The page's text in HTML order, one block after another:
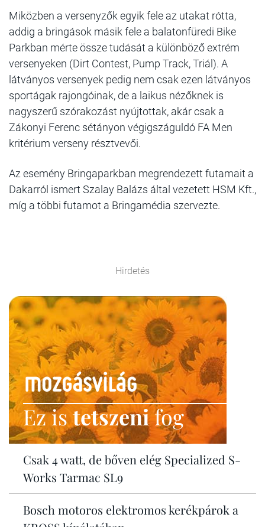
Miközben a versenyzők egyik fele az utakat rótta,
addig a bringások másik fele a balatonfüredi Bike
Parkban mérte össze tudását a különböző extrém
versenyeken (Dirt Contest, Pump Track, Triál). A
látványos versenyek pedig nem csak ezen látványos
sportágak rajongóinak, de a laikus nézőknek is
nagyszerű szórakozást nyújtottak, akár csak a
Zákonyi Ferenc sétányon végigszáguldó FA Men
kritérium verseny résztvevői.
Az esemény Bringaparkban megrendezett futamait a
Dakarról ismert Szalay Balázs által vezetett HSM Kft.,
míg a többi futamot a Bringamédia szervezte.
Hirdetés
Ez istetszenifog
Csak 4 watt, de bőven elég Specialized S-
Works Tarmac SL9
Bosch motoros elektromos kerékpárok a